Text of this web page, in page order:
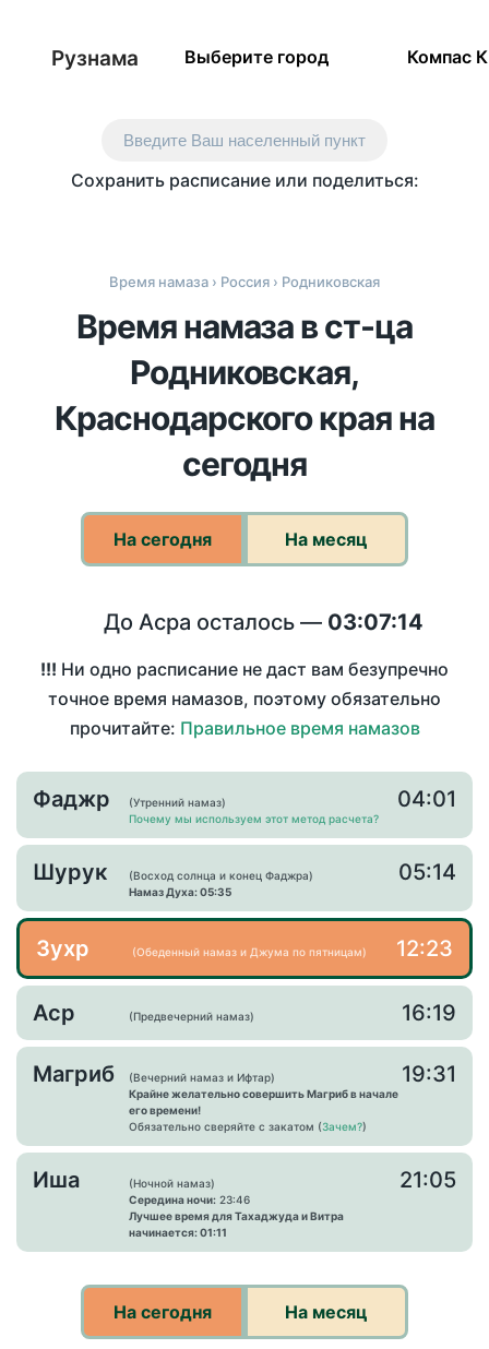
Рузнама Выберите город Компас
Введите Ваш населенный пункт
Сохранить расписание или поделиться:
Время намаза › Россия › Родниковская
Время намаза в ст-ца
Родниковская,
Краснодарского края на
сегодня
На сегодня На месяц
До Асра осталось — 03:07:14
!!! Ни одно расписание не даст вам безупречно
точное время намазов, поэтому обязательно
прочитайте: Правильное время намазов
Фаджр
(Утренний намаз)
Почему мы используем этот метод расчета?
04:01
Шурук
(Восход солнца и конец Фаджра)
Намаз Духа: 05:35
05:14
Зухр (Обеденный намаз и Джума по пятницам) 12:23
Аср (Предвечерний намаз) 16:19
Магриб
(Вечерний намаз и Ифтар)
Крайне желательно совершить Магриб в начале
его времени!
Обязательно сверяйте с закатом (Зачем?)
19:31
Иша
(Ночной намаз)
Середина ночи: 23:46
Лучшее время для Тахаджуда и Витра
начинается: 01:11
21:05
На сегодня На месяц